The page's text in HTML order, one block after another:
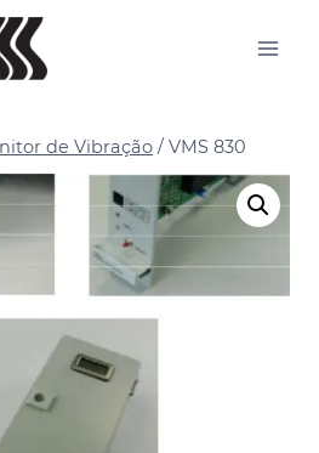
de Vibração / VMS 830